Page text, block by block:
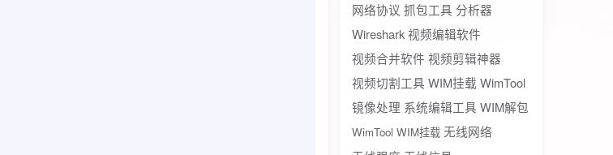
网络协议 抓包工具 分析器
Wireshark视频编辑软件
视频合并软件 视频剪辑神器
视频切割工具 WIM挂载 WimTool
镜像处理 系统编辑工具 WIM解包
WimTool WIM挂载 无线网络